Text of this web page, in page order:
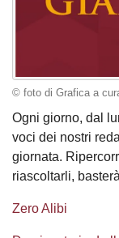
© foto di Grafica a
Ogni giorno, dal
voci dei nostri
giornata.
riascoltarli,
Zero Alibi